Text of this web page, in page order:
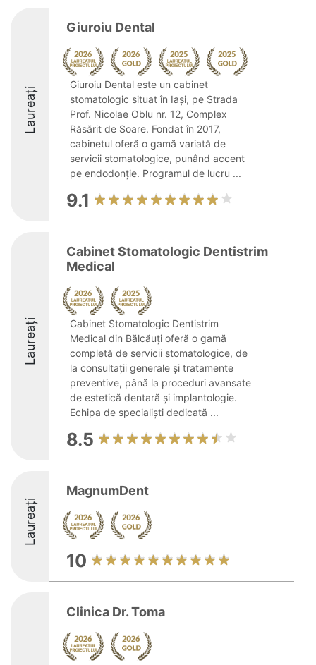
Laureați
Giuroiu Dental
Giuroiu Dental este un cabinet
stomatologic situat în Iași, pe Strada
Prof. Nicolae Oblu nr. 12, Complex
Răsărit de Soare. Fondat în 2017,
cabinetul oferă o gamă variată de
servicii stomatologice, punând accent
pe endodonție. Programul de lucru ...
9.1
Laureați
Cabinet Stomatologic Dentistrim
Medical
Cabinet Stomatologic Dentistrim
Medical din Bălcăuți oferă o gamă
completă de servicii stomatologice, de
la consultații generale și tratamente
preventive, până la proceduri avansate
de estetică dentară și implantologie.
Echipa de specialiști dedicată ...
8.5
Laureați
MagnumDent
10
Clinica Dr. Toma